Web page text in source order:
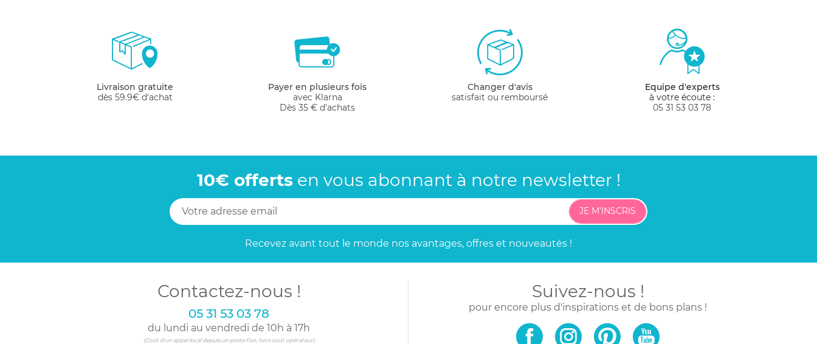
Livraison gratuite
dès 59.9€ d'achat
Payer en plusieurs fois
avec Klarna
Dès 35 € d'achats
Changer d'avis
satisfait ou remboursé
Equipe d'experts
à votre écoute :
05 31 53 03 78
10€ offertsen vous abonnantà notre newsletter !
JE M'INSCRIS
Recevez avant tout le monde nos avantages, offres et nouveautés !
Contactez-nous !
05 31 53 03 78
du lundi au vendredi de 10h à 17h
(Coût d'un appel local depuis un poste fixe, hors coût opérateur)
Suivez-nous !
pour encore plus d'inspirations et de bons plans !